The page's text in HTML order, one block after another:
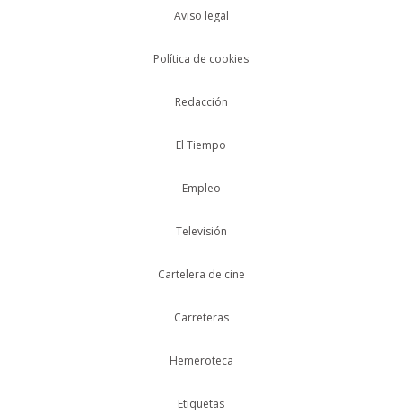
Aviso legal
Política de cookies
Redacción
El Tiempo
Empleo
Televisión
Cartelera de cine
Carreteras
Hemeroteca
Etiquetas